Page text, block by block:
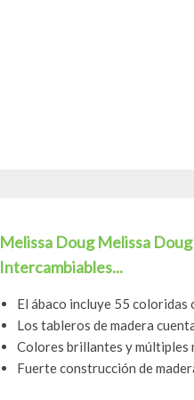
Melissa Doug Melissa
Intercambiables...
El ábaco incluye 55 coloridas
Los tableros de madera
Colores brillantes y múltiples
Fuerte construcción de